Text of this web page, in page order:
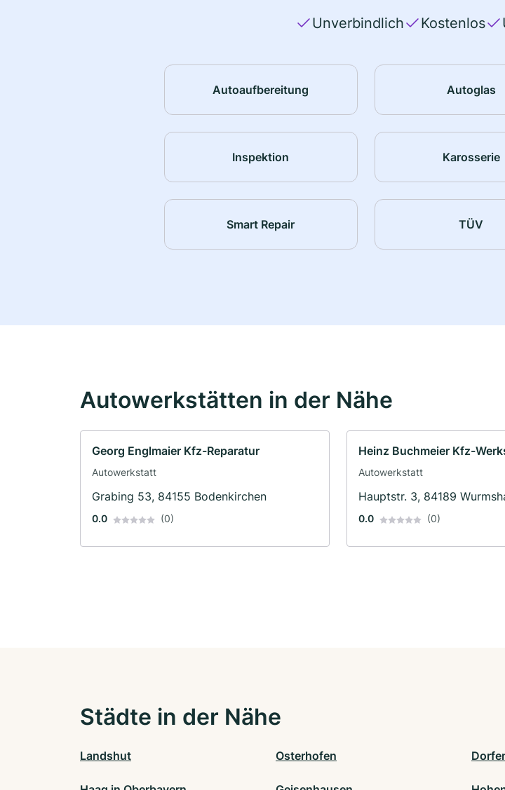
Unverbindlich Kostenlos
Autoaufbereitung Autoglas
Inspektion Karosserie
Smart Repair TÜV
Autowerkstätten in der Nähe
Georg Englmaier Kfz-Reparatur
Autowerkstatt
Grabing 53, 84155 Bodenkirchen
0.0 (0)
Heinz Buchmeier Kfz-
Autowerkstatt
Hauptstr. 3, 84189
0.0 (0)
Städte in der Nähe
Landshut Osterhofen